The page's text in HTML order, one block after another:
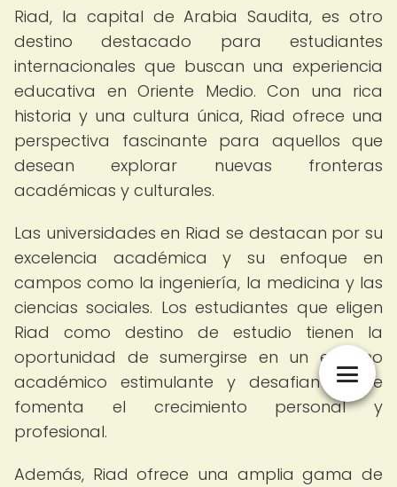
Riad, la capital de Arabia Saudita, es otro
destino destacado para estudiantes
internacionales que buscan una experiencia
educativa en Oriente Medio. Con una rica
historia y una cultura única, Riad ofrece una
perspectiva fascinante para aquellos que
desean explorar nuevas fronteras
académicas y culturales.
Las universidades en Riad se destacan por su
excelencia académica y su enfoque en
campos como la ingeniería, la medicina y las
ciencias sociales. Los estudiantes que eligen
Riad como destino de estudio tienen la
oportunidad de sumergirse en un entorno
académico estimulante y desafiante, que
fomenta el crecimiento personal y
profesional.
Además, Riad ofrece una amplia gama de